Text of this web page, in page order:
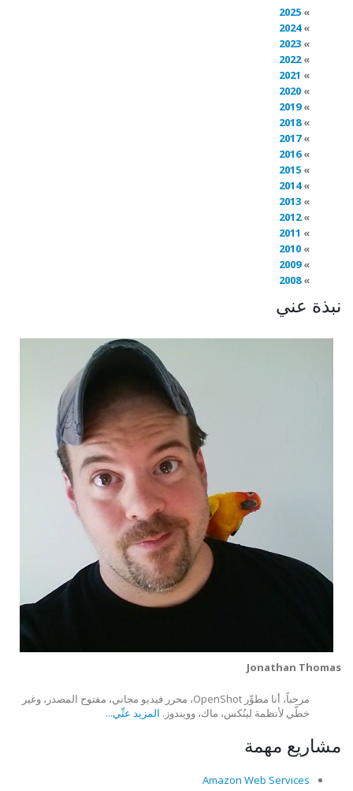
2025
2024
2023
2022
2021
2020
2019
2018
2017
2016
2015
2014
2013
2012
2011
2010
2009
2008
نبذة عني
Jonathan Thomas
مرحباً، أنا مطوِّر OpenShot، محرر فيديو مجاني، مفتوح المصدر، وغير
خطَّي لأنظمة لينُكس، ماك، وويندوز. المزيد عنِّي...
مشاريع مهمة
Amazon Web Services